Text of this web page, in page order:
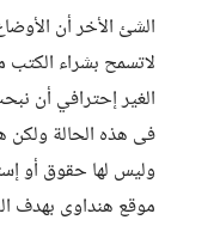
الشئ الأخر أن
لاتسمح بشراء الكتب
فى هذه الحالة ولكن
وليس لها حقوق أو
موقع هنداوى بهدف